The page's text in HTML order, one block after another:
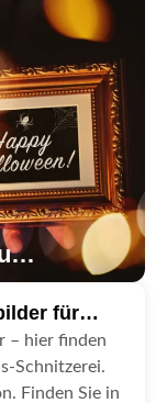
für
– hier finden
Schnitzerei.
Finden Sie in